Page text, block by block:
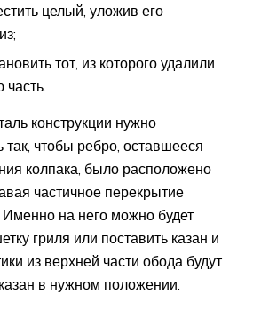
целый, уложив его
тот, из которого удалили
конструкции нужно
так, чтобы ребро, оставшееся
колпака, было расположено
частичное перекрытие
Именно на него можно будет
гриля или поставить казан и
из верхней части обода будут
в нужном положении.